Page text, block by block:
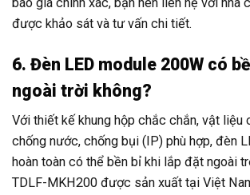
được khảo sát và tư vấn chi tiết.
6. Đèn LED module 200W có
ngoài trời không?
Với thiết kế khung hộp chắc chắn, vật liệu
chống nước, chống bụi (IP) phù hợp, đèn
hoàn toàn có thể bền bỉ khi lắp đặt ngoài
TDLF-MKH200 được sản xuất tại Việt